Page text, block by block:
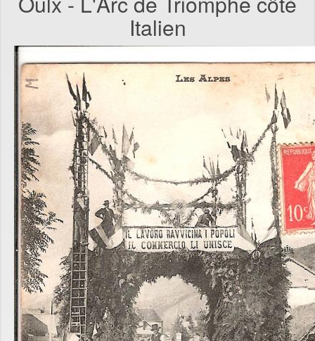
Italien